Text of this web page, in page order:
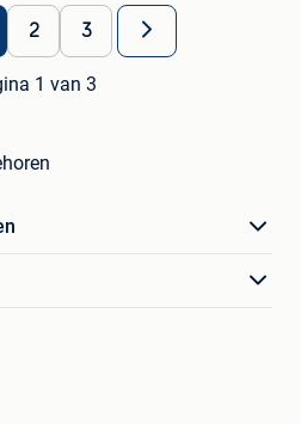
2 3
1 van 3